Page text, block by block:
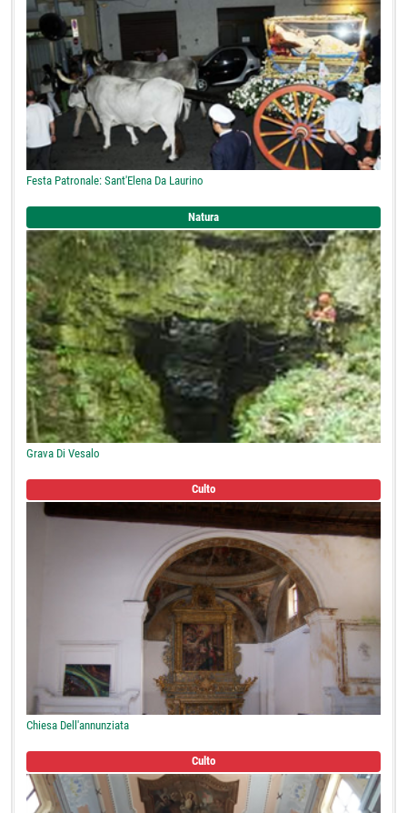
Festa Patronale: Sant'Elena Da Laurino
Natura
Grava Di Vesalo
Culto
Chiesa Dell'annunziata
Culto